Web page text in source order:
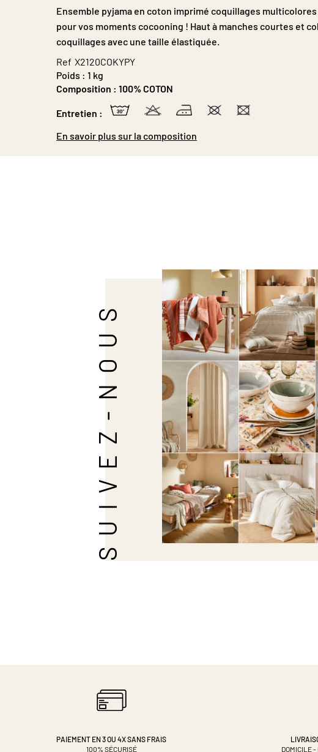
de
la
Galerie
d’images
Ensemble pyjama en coton imprimé coquillages
pour vos moments cocooning ! Haut à manches courtes et
coquillages avec une taille élastiquée.
Ref X2120COKYPY
Poids : 1 kg
Composition : 100% COTON
Entretien :
En savoir plus sur la composition
SUIVEZ-NOUS
PAIEMENT EN 3 OU 4XSANS FRAIS
100% SÉCURISÉ
DOMICILE